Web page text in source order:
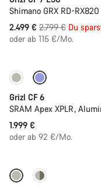
Shimano GRX RD-
2.499 € Ursprungspreis
2.799 € Du
oder ab 115 €/Mo.
Grizl CF 6
SRAM Apex XPLR,
1.999 €
oder ab 92 €/Mo.
Neue Verfügbarkeiten